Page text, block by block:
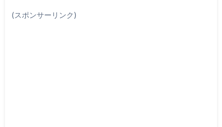
(スポンサーリンク)